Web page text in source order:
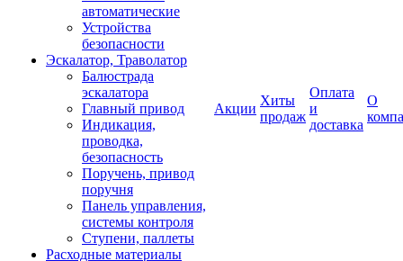
автоматические
Устройства
безопасности
Эскалатор, Траволатор
Балюстрада
эскалатора
Главный привод
Индикация,
проводка,
безопасность
Поручень, привод
поручня
Панель управления,
системы контроля
Ступени, паллеты
Расходные материалы
Акции
Хиты
продаж
Оплата
и
доставка
О